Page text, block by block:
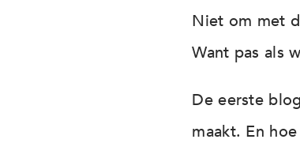
Niet om met
Want pas als
De eerste
maakt. En